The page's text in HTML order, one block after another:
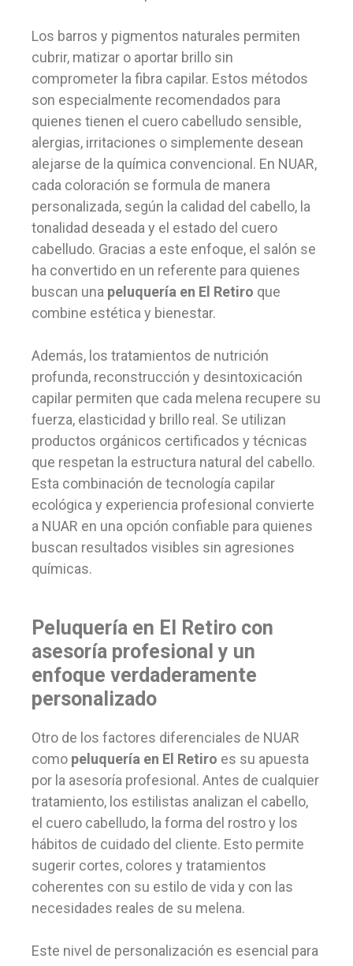
Los barros y pigmentos naturales permiten
cubrir, matizar o aportar brillo sin
comprometer la fibra capilar. Estos métodos
son especialmente recomendados para
quienes tienen el cuero cabelludo sensible,
alergias, irritaciones o simplemente desean
alejarse de la química convencional. En NUAR,
cada coloración se formula de manera
personalizada, según la calidad del cabello, la
tonalidad deseada y el estado del cuero
cabelludo. Gracias a este enfoque, el salón se
ha convertido en un referente para quienes
buscan una peluquería en El Retiro que
combine estética y bienestar.
Además, los tratamientos de nutrición
profunda, reconstrucción y desintoxicación
capilar permiten que cada melena recupere su
fuerza, elasticidad y brillo real. Se utilizan
productos orgánicos certificados y técnicas
que respetan la estructura natural del cabello.
Esta combinación de tecnología capilar
ecológica y experiencia profesional convierte
a NUAR en una opción confiable para quienes
buscan resultados visibles sin agresiones
químicas.
Peluquería en El Retiro con
asesoría profesional y un
enfoque verdaderamente
personalizado
Otro de los factores diferenciales de NUAR
como peluquería en El Retiro es su apuesta
por la asesoría profesional. Antes de cualquier
tratamiento, los estilistas analizan el cabello,
el cuero cabelludo, la forma del rostro y los
hábitos de cuidado del cliente. Esto permite
sugerir cortes, colores y tratamientos
coherentes con su estilo de vida y con las
necesidades reales de su melena.
Este nivel de personalización es esencial para